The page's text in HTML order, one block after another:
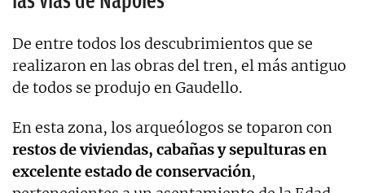
De entre todos los descubrimientos que se
realizaron en las obras del tren, el más antiguo
de todos se produjo en Gaudello.
En esta zona, los arqueólogos se toparon con
restos de viviendas, cabañas y sepulturas en
excelente estado de conservación,